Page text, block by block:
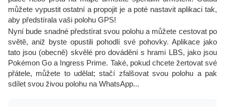
můžete vypustit ostatní a propojit je a poté nastavit aplikaci tak,
aby předstírala vaši polohu GPS!
Nyní bude snadné předstírat svou polohu a můžete cestovat po
světě, aniž byste opustili pohodlí své pohovky. Aplikace jako
tato jsou (obecně) skvělé pro dovádění s hrami LBS, jako jsou
Pokémon Go a Ingress Prime. Také, pokud chcete žertovat své
přátele, můžete to udělat; stačí zfalšovat svou polohu a pak
sdílet svou živou polohu na WhatsApp...